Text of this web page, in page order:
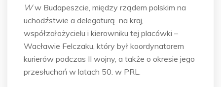
Ww Budapeszcie, między rządem polskim na
uchodźstwie a delegaturą na kraj,
współzałożycielu i kierowniku tej placówki –
Wacławie Felczaku, który był koordynatorem
kurierów podczas II wojny, a także o okresie jego
przesłuchań w latach 50. w PRL.